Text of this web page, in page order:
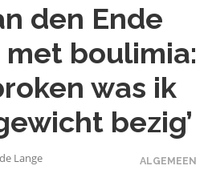
den Ende
boulimia:
was ik
bezig’
ALGEMEEN
Lange